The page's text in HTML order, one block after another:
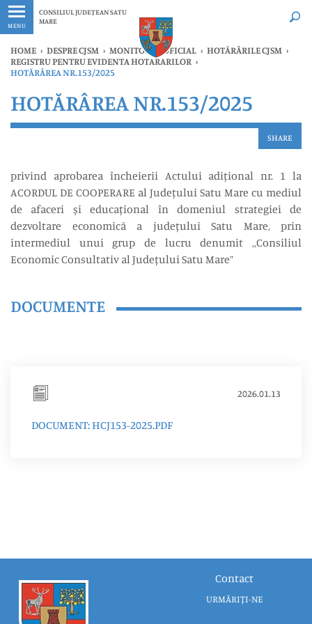
MENU
CONSILIUL JUDEȚEAN SATU
MARE
Ultimele
HOME › DESPRE CJSM › MONITORUL OFICIAL › HOTĂRÂRILE CJSM ›
REGISTRU PENTRU EVIDENTA HOTARARILOR ›
HOTĂRÂREA NR.153/2025
HOTĂRÂREA NR.153/2025
SHARE
privind aprobarea încheierii Actului adițional nr. 1 la
ACORDUL DE COOPERARE al Județului Satu Mare cu mediul
de afaceri și educațional în domeniul strategiei de
dezvoltare economică a județului Satu Mare, prin
intermediul unui grup de lucru denumit ,,Consiliul
Economic Consultativ al Județului Satu Mare”
DOCUMENTE
2026.01.13
DOCUMENT: HCJ153-2025.PDF
Contact
URMĂRIȚI-NE